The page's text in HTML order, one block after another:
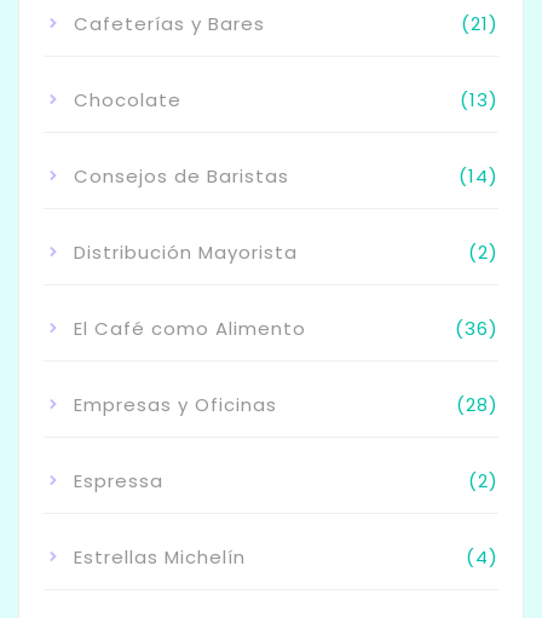
Cafeterías y Bares (21)
Chocolate (13)
Consejos de Baristas (14)
Distribución Mayorista (2)
El Café como Alimento (36)
Empresas y Oficinas (28)
Espressa (2)
Estrellas Michelín (4)